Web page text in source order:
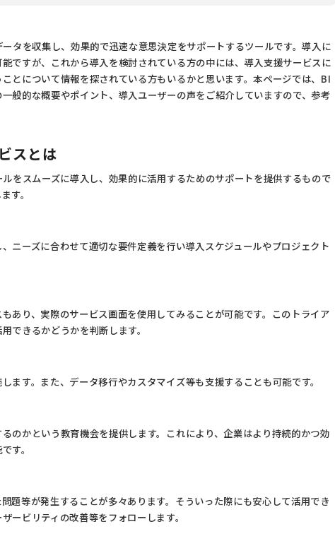
タを収集し、効果的で迅速な意思決定をサポートするツールです。導入に
ですが、これから導入を検討されている方の中には、導入支援サービスに
とについて情報を探されている方もいるかと思います。本ページでは、BI
般的な概要やポイント、導入ユーザーの声をご紹介していますので、参考
スとは
をスムーズに導入し、効果的に活用するためのサポートを提供するもので
す。
ニーズに合わせて適切な要件定義を行い導入スケジュールやプロジェクト
あり、実際のサービス画面を使用してみることが可能です。このトライア
できるかどうかを判断します。
ます。また、データ移行やカスタマイズ等も支援することも可能です。
のかという教育機会を提供します。これにより、企業はより持続的かつ効
す。
題等が発生することが多々あります。そういった際にも安心して活用でき
ービリティの改善等をフォローします。